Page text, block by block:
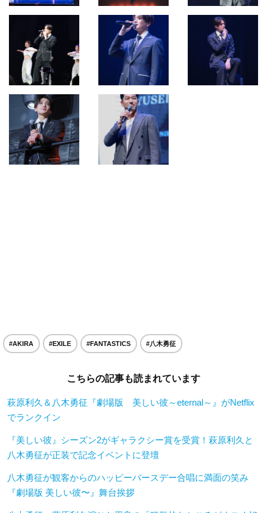
#AKIRA #EXILE #FANTASTICS #八木勇征
こちらの記事も読まれています
萩原利久＆八木勇征『劇場版 美しい彼～eternal～』がNetflix
でランクイン
『美しい彼』シーズン2がギャラクシー賞を受賞！萩原利久と
八木勇征が正装で記念イベントに登壇
八木勇征が観客からのハッピーバースデー合唱に満面の笑み
『劇場版 美しい彼〜』舞台挨拶